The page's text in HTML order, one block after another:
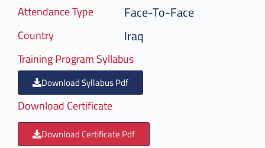
Attendance Type Face-To-Face
Country Iraq
Training Program Syllabus
Download Syllabus Pdf
Download Certificate
Download Certificate Pdf